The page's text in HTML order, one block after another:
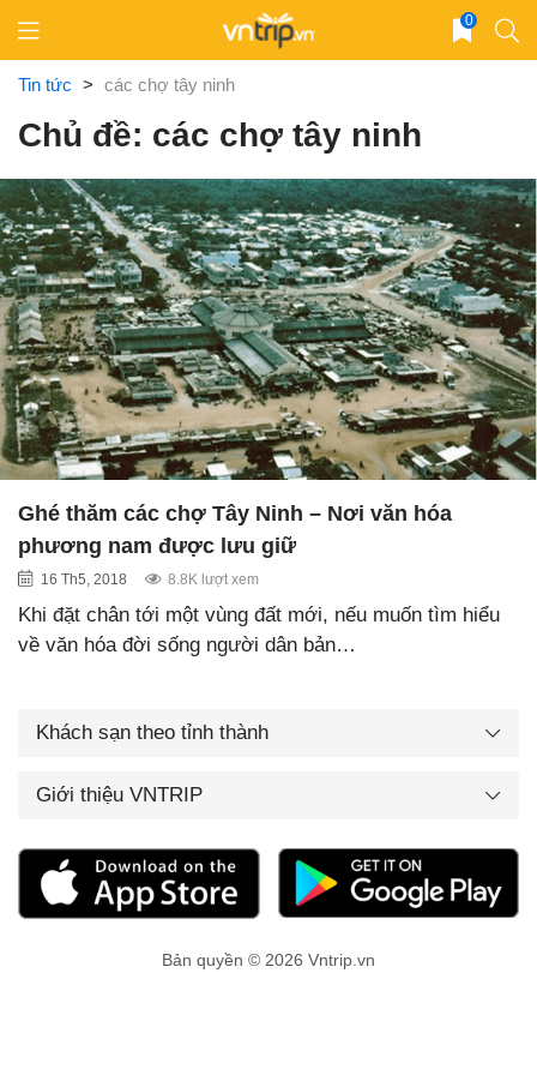
content
0
Tin tức > các chợ tây ninh
Chủ đề: các chợ tây ninh
Ghé thăm các chợ Tây Ninh – Nơi văn hóa
phương nam được lưu giữ
16 Th5, 2018 8.8K lượt xem
Khi đặt chân tới một vùng đất mới, nếu muốn tìm hiểu
về văn hóa đời sống người dân bản…
Khách sạn theo tỉnh thành
Giới thiệu VNTRIP
Bản quyền © 2026 Vntrip.vn